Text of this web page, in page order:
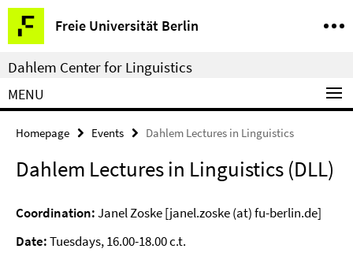
Springe
direkt
zu
Inhalt
Freie Universität Berlin
Service
Navigation
Dahlem Center for Linguistics
MENU
Homepage Events Dahlem Lectures in Linguistics
Dahlem Lectures in Linguistics (DLL)
Coordination:Janel Zoske [janel.zoske (at) fu-berlin.de]
Date:Tuesdays, 16.00-18.00 c.t.